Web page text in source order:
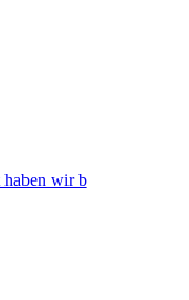
haben wir b